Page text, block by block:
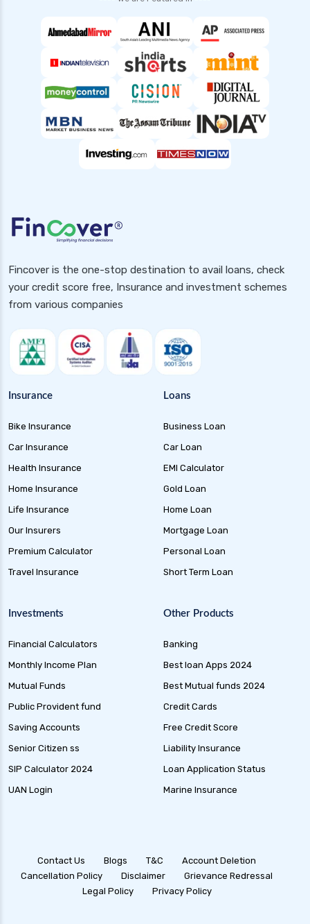
Fincover is the one-stop destination to avail loans, check
your credit score free, Insurance and investment schemes
from various companies
Insurance
Bike Insurance
Car Insurance
Health Insurance
Home Insurance
Life Insurance
Our Insurers
Premium Calculator
Travel Insurance
Loans
Business Loan
Car Loan
EMI Calculator
Gold Loan
Home Loan
Mortgage Loan
Personal Loan
Short Term Loan
Investments
Financial Calculators
Monthly Income Plan
Mutual Funds
Public Provident fund
Saving Accounts
Senior Citizen ss
SIP Calculator 2024
UAN Login
Other Products
Banking
Best loan Apps 2024
Best Mutual funds 2024
Credit Cards
Free Credit Score
Liability Insurance
Loan Application Status
Marine Insurance
Contact Us Blogs T&C
Account Deletion
Cancellation Policy
Disclaimer
Grievance Redressal
Legal Policy
Privacy Policy